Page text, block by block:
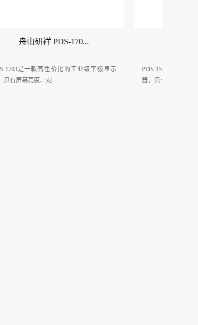
舟山研祥 PDS-1502...
PDS-1502是一款高性价比的工业级平板显示
器，具有屏幕亮度、对...